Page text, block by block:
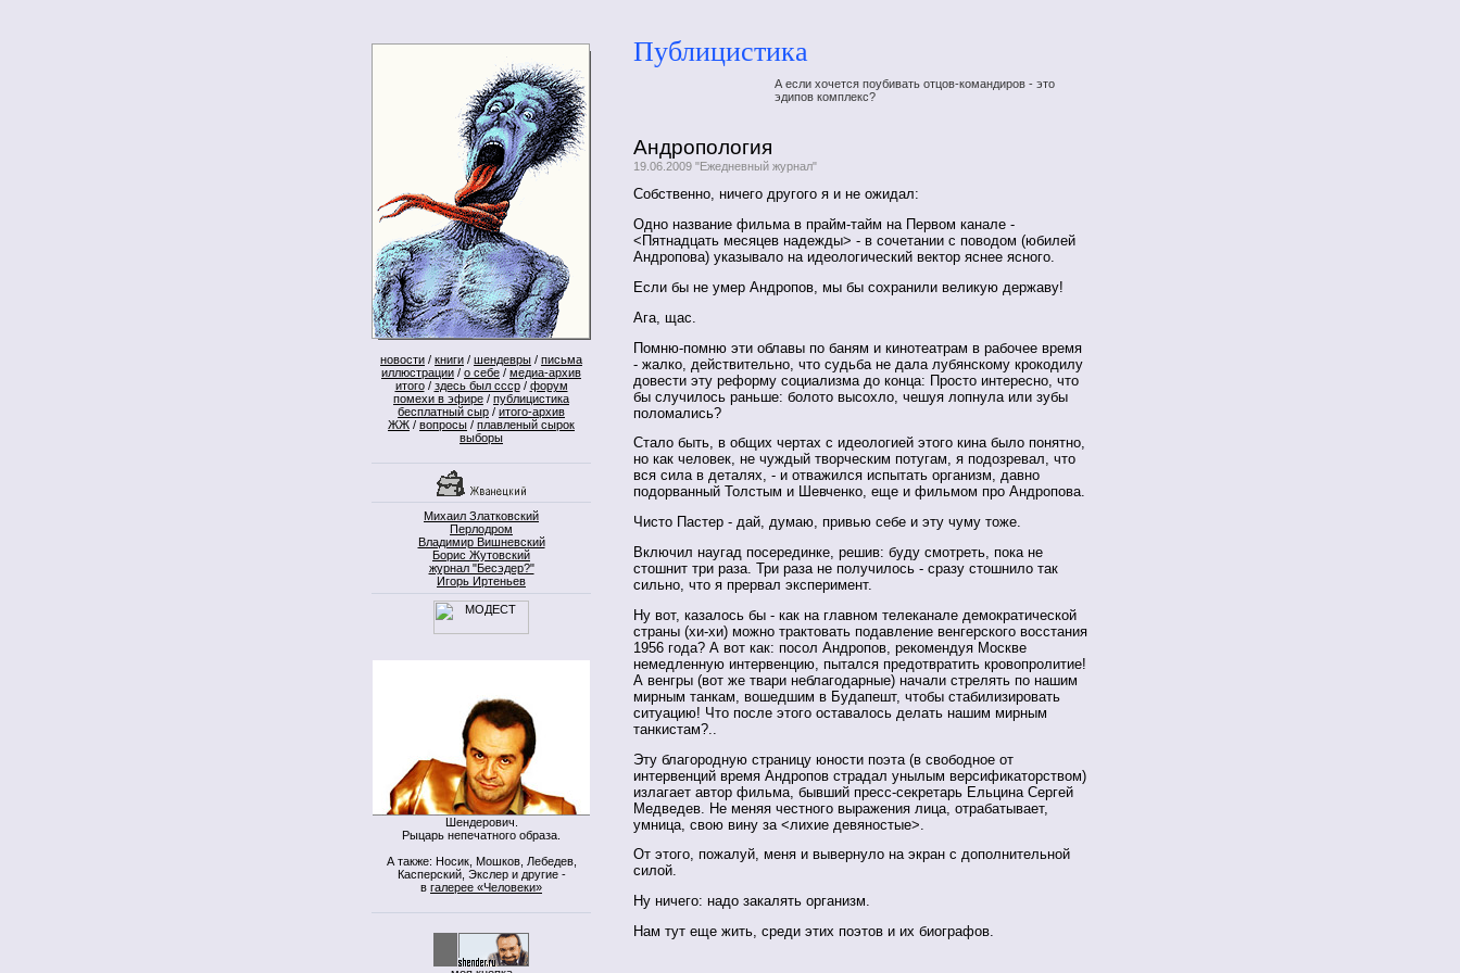
новости / книги / шендевры / письма
иллюстрации / о себе / медиа-архив
итого/ здесь был ссср/ форум
помехи в эфире / публицистика
бесплатный сыр / итого-архив
ЖЖ / вопросы / плавленый сырок
выборы
Михаил Златковский
Перлодром
Владимир Вишневский
Борис Жутовский
журнал "Бесэдер?"
Игорь Иртеньев
Шендерович.
Рыцарь непечатного образа.
А также: Носик, Мошков, Лебедев,
Касперский, Экслер и другие -
в галерее «Человеки»
Публицистика
А если хочется поубивать отцов-командиров - это
эдипов комплекс?
Андропология
19.06.2009 "Ежедневный журнал"
Собственно, ничего другого я и не ожидал:
Одно название фильма в прайм-тайм на Первом канале -
<Пятнадцать месяцев надежды> - в сочетании с поводом (юбилей
Андропова) указывало на идеологический вектор яснее ясного.
Если бы не умер Андропов, мы бы сохранили великую державу!
Ага, щас.
Помню-помню эти облавы по баням и кинотеатрам в рабочее время
- жалко, действительно, что судьба не дала лубянскому крокодилу
довести эту реформу социализма до конца: Просто интересно, что
бы случилось раньше: болото высохло, чешуя лопнула или зубы
поломались?
Стало быть, в общих чертах с идеологией этого кина было понятно,
но как человек, не чуждый творческим потугам, я подозревал, что
вся сила в деталях, - и отважился испытать организм, давно
подорванный Толстым и Шевченко, еще и фильмом про Андропова.
Чисто Пастер - дай, думаю, привью себе и эту чуму тоже.
Включил наугад посерединке, решив: буду смотреть, пока не
стошнит три раза. Три раза не получилось - сразу стошнило так
сильно, что я прервал эксперимент.
Ну вот, казалось бы - как на главном телеканале демократической
страны (хи-хи) можно трактовать подавление венгерского восстания
1956 года? А вот как: посол Андропов, рекомендуя Москве
немедленную интервенцию, пытался предотвратить кровопролитие!
А венгры (вот же твари неблагодарные) начали стрелять по нашим
мирным танкам, вошедшим в Будапешт, чтобы стабилизировать
ситуацию! Что после этого оставалось делать нашим мирным
танкистам?..
Эту благородную страницу юности поэта (в свободное от
интервенций время Андропов страдал унылым версификаторством)
излагает автор фильма, бывший пресс-секретарь Ельцина Сергей
Медведев. Не меняя честного выражения лица, отрабатывает,
умница, свою вину за <лихие девяностые>.
От этого, пожалуй, меня и вывернуло на экран с дополнительной
силой.
Ну ничего: надо закалять организм.
Нам тут еще жить, среди этих поэтов и их биографов.